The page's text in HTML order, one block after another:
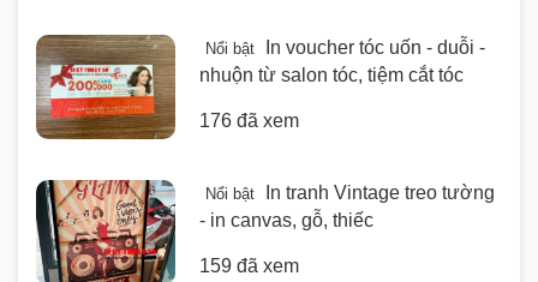
Nổi bật
In voucher tóc uốn - duỗi -
nhuộn từ salon tóc, tiệm cắt tóc
176 đã xem
Nổi bật
In tranh Vintage treo tường
- in canvas, gỗ, thiếc
159 đã xem